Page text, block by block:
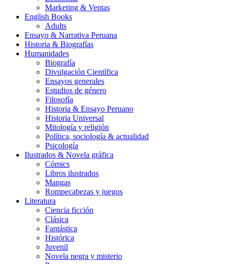
Marketing & Ventas
English Books
Adults
Ensayo & Narrativa Peruana
Historia & Biografías
Humanidades
Biografía
Divulgación Científica
Ensayos generales
Estudios de género
Filosofía
Historia & Ensayo Peruano
Historia Universal
Mitología y religión
Política, sociología & actualidad
Psicología
Ilustrados & Novela gráfica
Cómics
Libros ilustrados
Mangas
Rompecabezas y juegos
Literatura
Ciencia ficción
Clásica
Fantástica
Histórica
Juvenil
Novela negra y misterio